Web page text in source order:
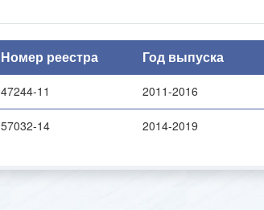
Номер реестра Год выпуска
47244-11 2011-2016
57032-14 2014-2019